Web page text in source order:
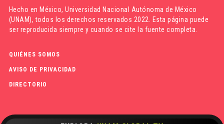
Hecho en México,Universidad Nacional Autónoma de México
(UNAM), todos los derechos reservados 2022. Esta página puede
ser reproducida siempre y cuando se cite la fuente completa.
QUIÉNES SOMOS
AVISO DE PRIVACIDAD
DIRECTORIO